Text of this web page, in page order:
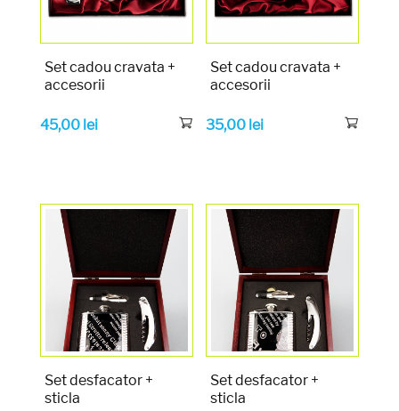
Set cadou cravata +
accesorii
45,00 lei
Set cadou cravata +
accesorii
35,00 lei
Set desfacator +
sticla
Set desfacator +
sticla